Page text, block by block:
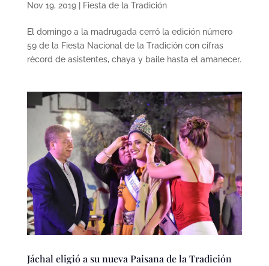
Nov 19, 2019| Fiesta de la Tradición
El domingo a la madrugada cerró la edición número
59 de la Fiesta Nacional de la Tradición con cifras
récord de asistentes, chaya y baile hasta el amanecer.
Jáchal eligió a su nueva Paisana de la Tradición